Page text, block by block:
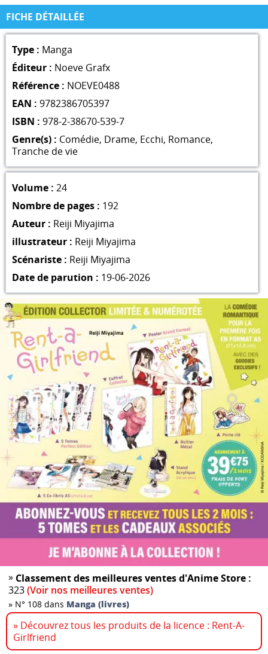
FICHE DÉTAILLÉE
Type : Manga
Éditeur : Noeve Grafx
Référence : NOEVE0488
EAN : 9782386705397
ISBN : 978-2-38670-539-7
Genre(s) : Comédie, Drame, Ecchi, Romance,
Tranche de vie
Volume : 24
Nombre de pages : 192
Auteur : Reiji Miyajima
illustrateur : Reiji Miyajima
Scénariste : Reiji Miyajima
Date de parution : 19-06-2026
» Classement des meilleures ventes d'Anime Store :
323(Voir nos meilleures ventes)
» N° 108 dans Manga (livres)
» Découvrez tous les produits de la licence : Rent-A-
Girlfriend